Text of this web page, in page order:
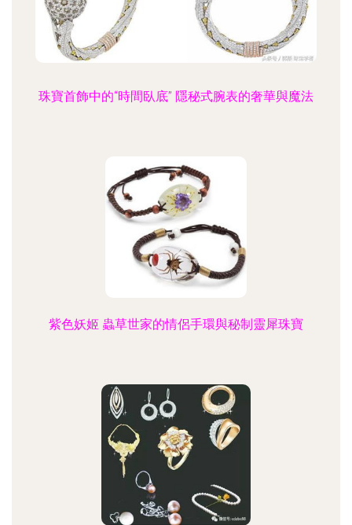
珠寶首飾中的“時間臥底” 隱秘式腕表的奢華與魔法
紫色妖姬 蟲草世家的情侶手環與秘制靈犀珠寶